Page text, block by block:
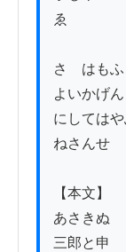
ゑ
さゝはもふ
よいかげん
にしては
ねさんせ
【本文】
あさきぬ
三郎と申